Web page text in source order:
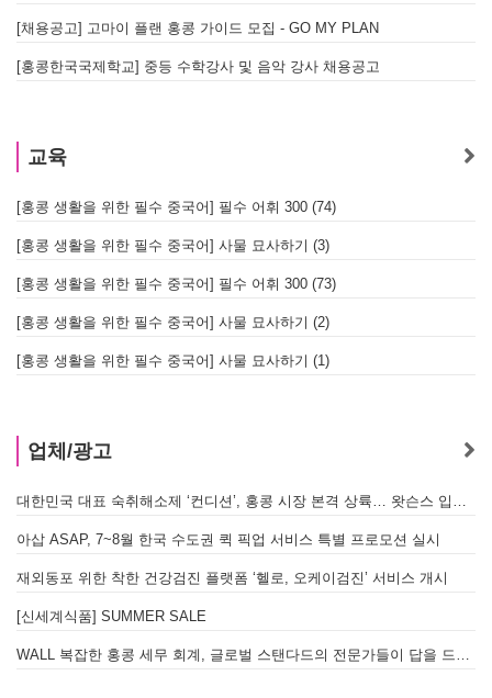
[채용공고] 고마이 플랜 홍콩 가이드 모집 - GO MY PLAN
[홍콩한국국제학교] 중등 수학강사 및 음악 강사 채용공고
교육
[홍콩 생활을 위한 필수 중국어] 필수 어휘 300 (74)
[홍콩 생활을 위한 필수 중국어] 사물 묘사하기 (3)
[홍콩 생활을 위한 필수 중국어] 필수 어휘 300 (73)
[홍콩 생활을 위한 필수 중국어] 사물 묘사하기 (2)
[홍콩 생활을 위한 필수 중국어] 사물 묘사하기 (1)
업체/광고
대한민국 대표 숙취해소제 ‘컨디션’, 홍콩 시장 본격 상륙… 왓슨스 입점 기념 할인 행사 진행
아삽 ASAP, 7~8월 한국 수도권 퀵 픽업 서비스 특별 프로모션 실시
재외동포 위한 착한 건강검진 플랫폼 ‘헬로, 오케이검진’ 서비스 개시
[신세계식품] SUMMER SALE
WALL 복잡한 홍콩 세무 회계, 글로벌 스탠다드의 전문가들이 답을 드립니다! - 법인설립, 회계, 감사